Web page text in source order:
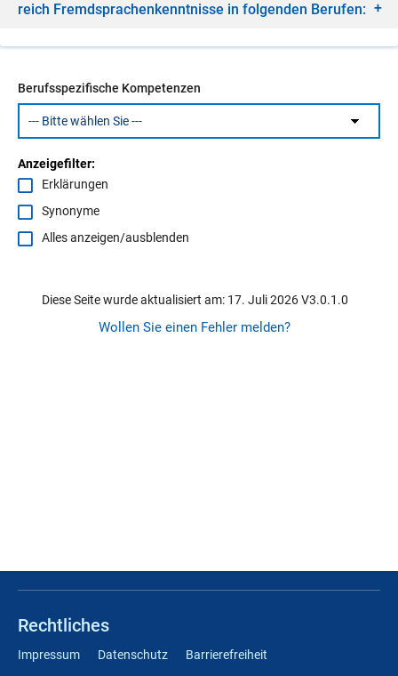
reich Fremd­spra­chen­kennt­nis­se in fol­gen­den Be­ru­fen:
Berufsspezifische Kompetenzen
Anzeigefilter:
Erklärungen
Synonyme
Alles anzeigen/ausblenden
Diese Seite wurde aktualisiert am: 17. Juli 2026 V3.0.1.0
Wollen Sie einen Fehler melden?
Rechtliches
Impressum Datenschutz Barrierefreiheit